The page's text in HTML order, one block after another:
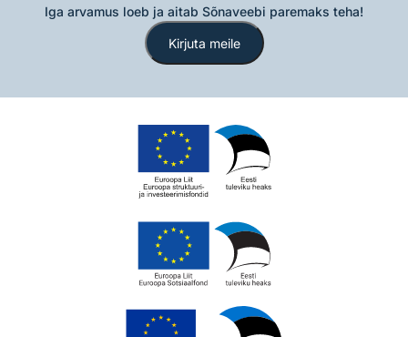
Iga arvamus loeb ja aitab Sõnaveebi paremaks teha!
Kirjuta meile